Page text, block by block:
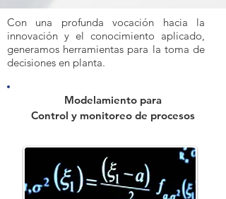
Con una profunda vocación hacia la
innovación y el conocimiento aplicado,
generamos herramientas para la toma de
decisiones en planta.
Control y monitoreo de procesos
Modelamiento para